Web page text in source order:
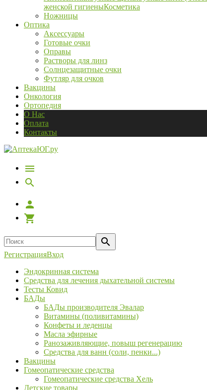
женской гигиеныКосметика
Ножницы
Оптика
Аксессуары
Готовые очки
Оправы
Растворы для линз
Солнцезащитные очки
Футляр для очков
Вакцины
Онкология
Ортопедия
О Нас
Оплата
Контакты
РегистрацияВход
Эндокринная система
Средства для лечения дыхательной системы
Тесты Ковид
БАДы
БАДы производителя Эвалар
Витамины (поливитамины)
Конфеты и леденцы
Масла эфирные
Ранозаживляющие, повыш регенерацию
Средства для ванн (соли, пенки...)
Вакцины
Гомеопатические средства
Гомеопатические средства Хель
Детские товары